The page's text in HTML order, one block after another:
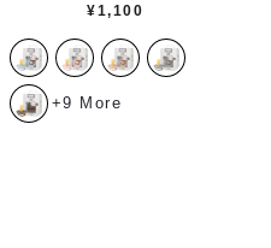
¥1,100
+9 More